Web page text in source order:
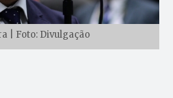
| Foto: Divulgação